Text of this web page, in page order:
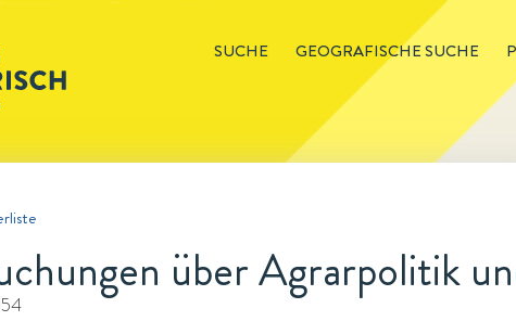
SUCHE GEOGRAFISCHE SUCHE
über Agrarpolitik